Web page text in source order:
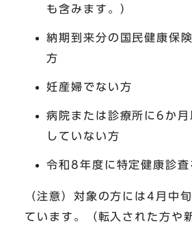
も含みます。）
納期到来分の国民健康保
方
妊産婦でない方
病院または診療所に6か
していない方
令和8年度に特定健康診
（注意）対象の方には4月中
ています。（転入された方や